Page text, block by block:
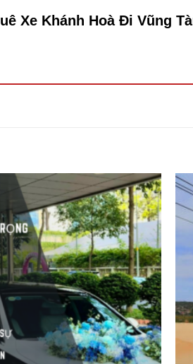
Xe Khánh Hoà Đi Vũng